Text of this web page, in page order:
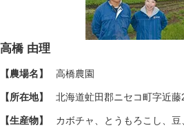
高橋 由理
【農場名】 高橋農園
【所在地】 北海道虻田郡ニセコ町字近藤
【生産物】 カボチャ、とうもろこし、豆